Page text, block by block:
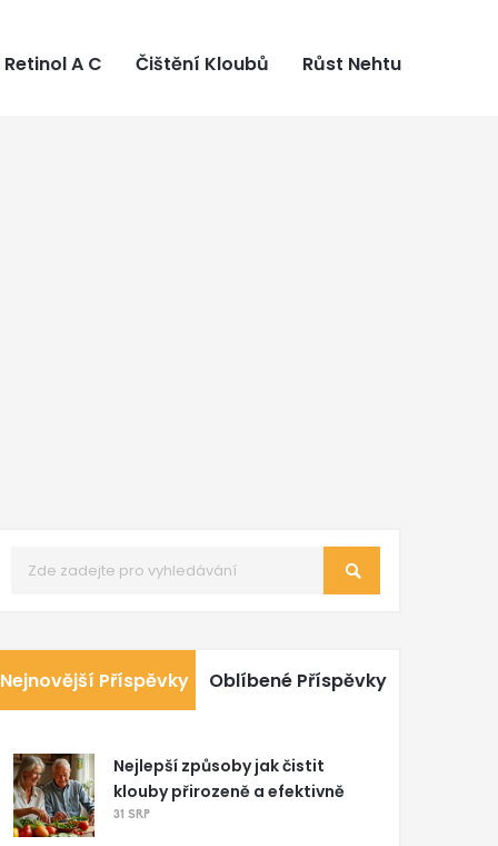
Retinol A C Čištění Kloubů Růst Nehtu
Nejnovější Příspěvky Oblíbené Příspěvky
Nejlepší způsoby jak čistit
klouby přirozeně a efektivně
31 SRP